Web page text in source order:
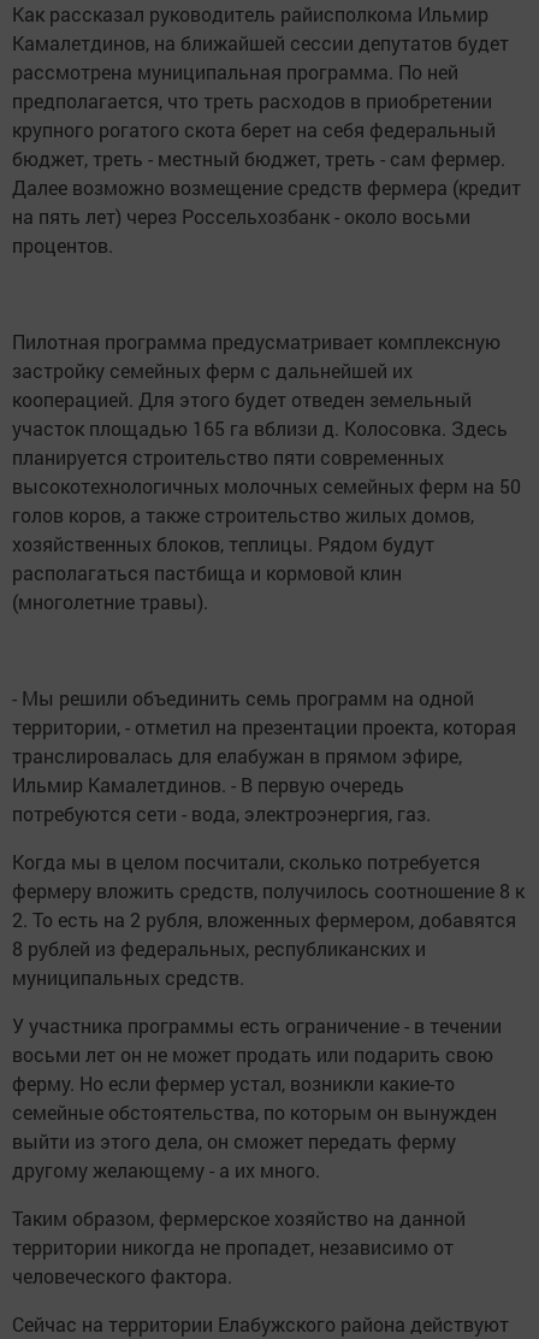
Как рассказал руководитель райисполкома Ильмир
Камалетдинов, на ближайшей сессии депутатов будет
рассмотрена муниципальная программа. По ней
предполагается, что треть расходов в приобретении
крупного рогатого скота берет на себя федеральный
бюджет, треть - местный бюджет, треть - сам фермер.
Далее возможно возмещение средств фермера (кредит
на пять лет) через Россельхозбанк - около восьми
процентов.
Пилотная программа предусматривает комплексную
застройку семейных ферм с дальнейшей их
кооперацией. Для этого будет отведен земельный
участок площадью 165 га вблизи д. Колосовка. Здесь
планируется строительство пяти современных
высокотехнологичных молочных семейных ферм на 50
голов коров, а также строительство жилых домов,
хозяйственных блоков, теплицы. Рядом будут
располагаться пастбища и кормовой клин
(многолетние травы).
- Мы решили объединить семь программ на одной
территории, - отметил на презентации проекта, которая
транслировалась для елабужан в прямом эфире,
Ильмир Камалетдинов. - В первую очередь
потребуются сети - вода, электроэнергия, газ.
Когда мы в целом посчитали, сколько потребуется
фермеру вложить средств, получилось соотношение 8 к
2. То есть на 2 рубля, вложенных фермером, добавятся
8 рублей из федеральных, республиканских и
муниципальных средств.
У участника программы есть ограничение - в течении
восьми лет он не может продать или подарить свою
ферму. Но если фермер устал, возникли какие-то
семейные обстоятельства, по которым он вынужден
выйти из этого дела, он сможет передать ферму
другому желающему - а их много.
Таким образом, фермерское хозяйство на данной
территории никогда не пропадет, независимо от
человеческого фактора.
Сейчас на территории Елабужского района действуют